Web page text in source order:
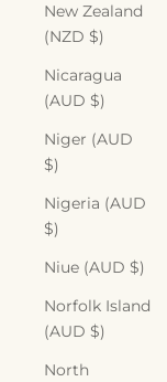
New Zealand
(NZD $)
Nicaragua
(AUD $)
Niger (AUD
$)
Nigeria (AUD
$)
Niue (AUD $)
Norfolk Island
(AUD $)
North